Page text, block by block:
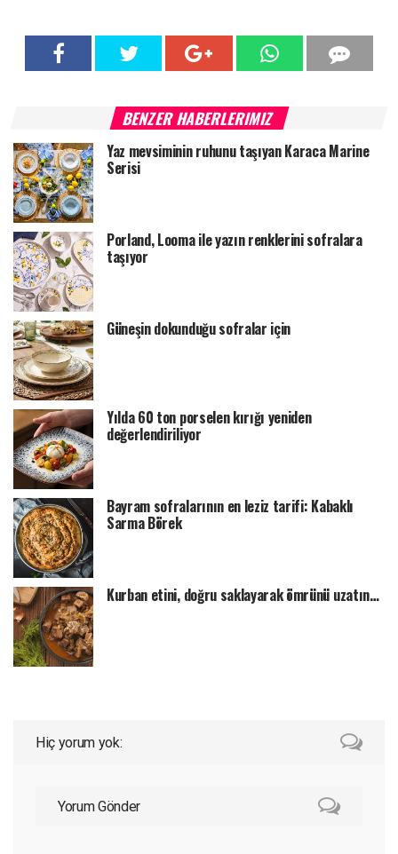
BENZER HABERLERIMIZ
Yaz mevsiminin ruhunu taşıyan Karaca Marine
Serisi
Porland, Looma ile yazın renklerini sofralara
taşıyor
Güneşin dokunduğu sofralar için
Yılda 60 ton porselen kırığı yeniden
değerlendiriliyor
Bayram sofralarının en leziz tarifi: Kabaklı
Sarma Börek
Kurban etini, doğru saklayarak ömrünü uzatın…
Hiç yorum yok:
Yorum Gönder